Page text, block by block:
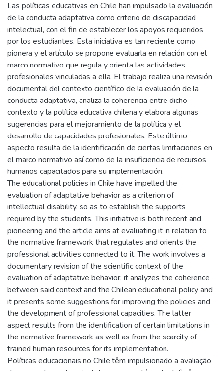
Las políticas educativas en Chile han impulsado la evaluación
de la conducta adaptativa como criterio de discapacidad
intelectual, con el fin de establecer los apoyos requeridos
por los estudiantes. Esta iniciativa es tan reciente como
pionera y el artículo se propone evaluarla en relación con el
marco normativo que regula y orienta las actividades
profesionales vinculadas a ella. El trabajo realiza una revisión
documental del contexto científico de la evaluación de la
conducta adaptativa, analiza la coherencia entre dicho
contexto y la política educativa chilena y elabora algunas
sugerencias para el mejoramiento de la política y el
desarrollo de capacidades profesionales. Este último
aspecto resulta de la identificación de ciertas limitaciones en
el marco normativo así como de la insuficiencia de recursos
humanos capacitados para su implementación.
The educational policies in Chile have impelled the
evaluation of adaptative behavior as a criterion of
intellectual disability, so as to establish the supports
required by the students. This initiative is both recent and
pioneering and the article aims at evaluating it in relation to
the normative framework that regulates and orients the
professional activities connected to it. The work involves a
documentary revision of the scientific context of the
evaluation of adaptative behavior; it analyzes the coherence
between said context and the Chilean educational policy and
it presents some suggestions for improving the policies and
the development of professional capacities. The latter
aspect results from the identification of certain limitations in
the normative framework as well as from the scarcity of
trained human resources for its implementation.
Políticas educacionais no Chile têm impulsionado a avaliação